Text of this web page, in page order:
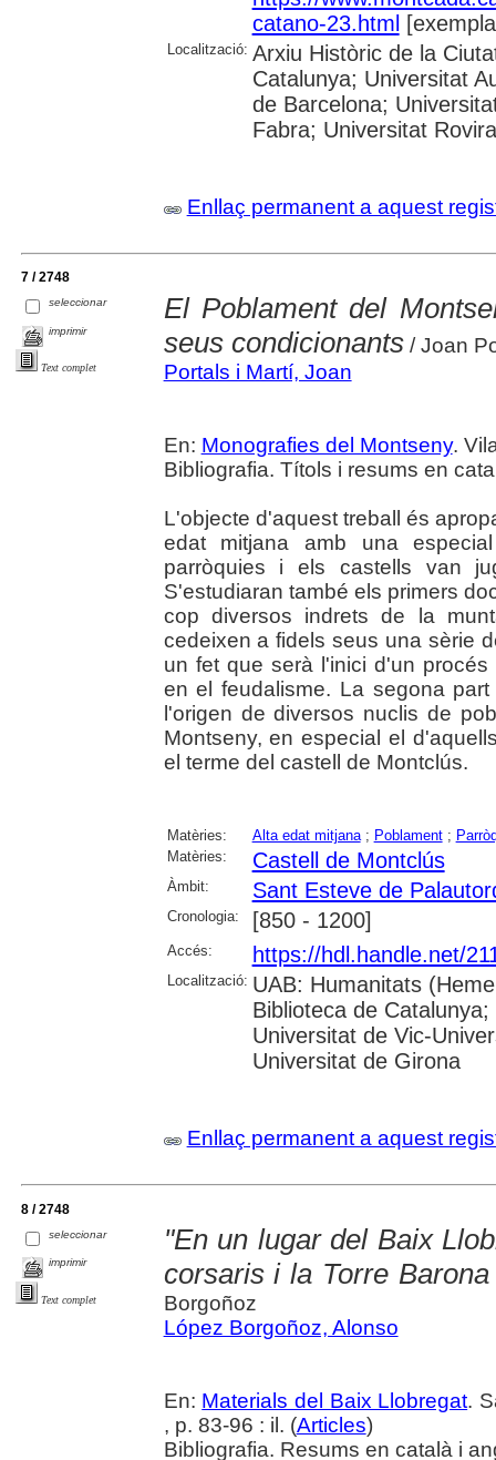
catano-23.html
Localització: Arxiu Històric de la
Catalunya; Universitat
de Barcelona;
Fabra; Universitat
Enllaç permanent a aquest
7 / 2748
seleccionar
imprimir
Text complet
El Poblament del
seus condicionants/ Joan
Portals i Martí, Joan
En: Monografies del Montseny.
Bibliografia. Títols i resums en
L'objecte d'aquest treball és
edat mitjana amb una
parròquies i els castells van
S'estudiaran també els primers
cop diversos indrets de la
cedeixen a fidels seus una sèrie
un fet que serà l'inici d'un
en el feudalisme. La segona
l'origen de diversos nuclis de
Montseny, en especial el
el terme del castell de Montclús.
Matèries: Alta edat mitjana; Poblament;
Matèries:
Castell de Montclús
Àmbit: Sant Esteve de
Cronologia: [850 - 1200]
Accés: https://hdl.handle.net/
Localització: UAB: Humanitats
Biblioteca de
Universitat de Vic-
Universitat de Girona
Enllaç permanent a aquest
8 / 2748
seleccionar
imprimir
Text complet
"En un lugar del Baix
corsaris i la Torre
Borgoñoz
López Borgoñoz, Alonso
En: Materials del Baix Llobregat.
, p. 83-96 : il. (Articles)
Bibliografia. Resums en català i